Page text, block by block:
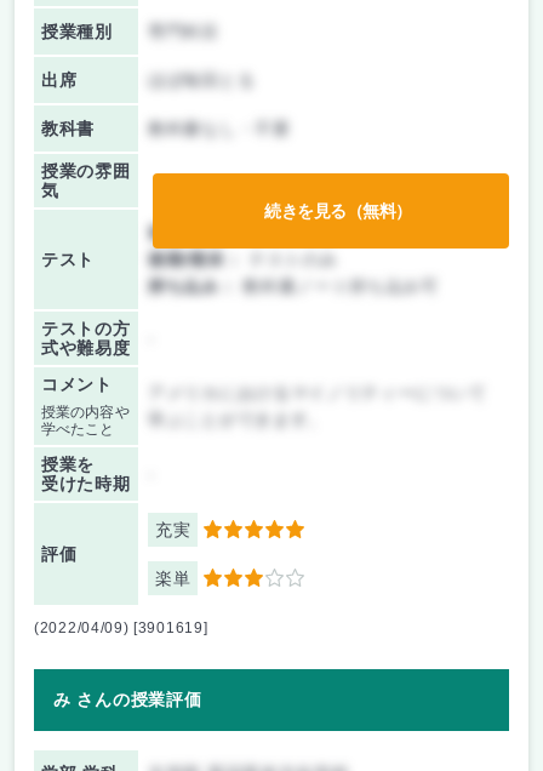
授業種別
出席 ほぼ毎回とる
教科書 教科書なし・不要
授業の雰囲
気
テスト
前期/中間：
後期/期末：
持ち込み：
教科書ノート持ち込み可
テストの方
式や難易度
コメント
授業の内容や
学べたこと
授業を
受けた時期
評価
充実 5
楽単 3
続きを見る（無料）
(2022/04/09) [3901619]
み さんの授業評価